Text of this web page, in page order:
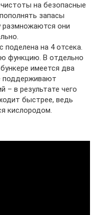
на безопасные
запасы
размножаются они
поделена на 4 отсека.
функцию. В отдельно
имеется два
поддерживают
– в результате чего
быстрее, ведь
кислородом.